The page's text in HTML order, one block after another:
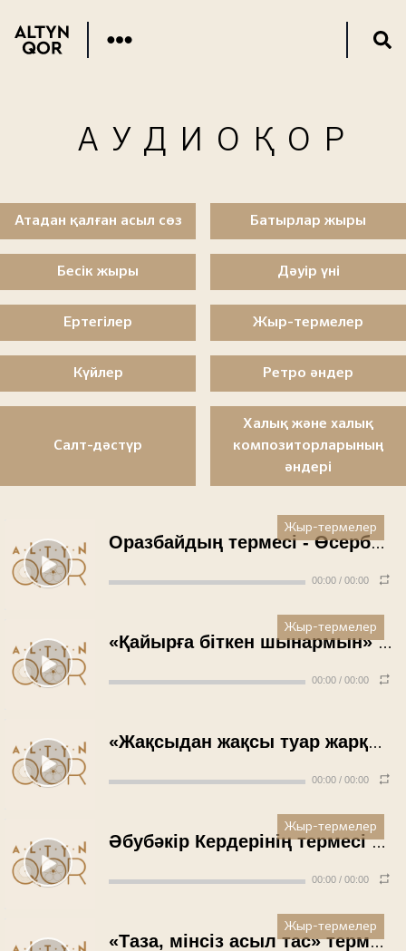
АУДИОҚОР
Атадан қалған асыл сөз Батырлар жыры
Бесік жыры Дәуір үні
Ертегілер Жыр-термелер
Күйлер Ретро әндер
Салт-дәстүр
Халық және халық
композиторларының
әндері
Оразбайдың термесі - Өсербай Сәрсенбаев (1988 жыл)
00:00 / 00:00
Жыр-термелер
«Қайырға біткен шынармын» термесі - Мұрат Каримуллин (1988 жыл)
00:00 / 00:00
Жыр-термелер
«Жақсыдан жақсы туар жарқылдаған» термесі - Мұрат Каримуллин (1988 жыл)
00:00 / 00:00
Әбубәкір Кердерінің термесі «Айтқанымды тыңдасаң»
00:00 / 00:00
Жыр-термелер
«Таза, мінсіз асыл тас» термесі - Қаламқас Орашева (1987 жыл)
Жыр-термелер